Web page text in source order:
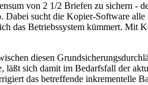
von 2 1/2 Briefen zu sichern -
sucht die Kopier-Software alle
das Betriebssystem kümmert. Mit
diesen
sich damit im Bedarfsfall der
das betreffende inkrementelle